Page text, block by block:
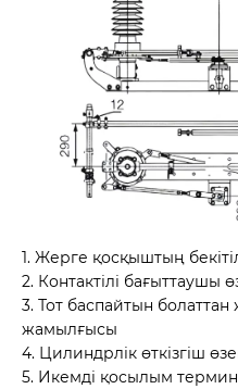
1. Жерге қосқыштың
2. Контактілі бағыттаушы
3. Тот баспайтын
жамылғысы
4. Цилиндрлік өткізгіш
5. Икемді қосылым